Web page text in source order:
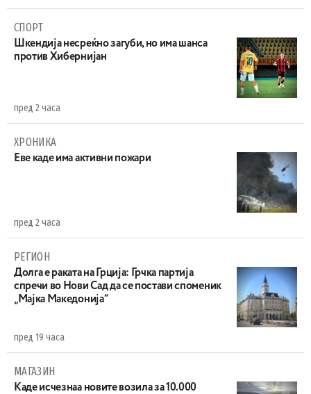
СПОРТ
Шкендија несреќно загуби, но има шанса
против Хибернијан
пред 2 часа
ХРОНИКА
Eве каде има активни пожари
пред 2 часа
РЕГИОН
Долга е раката на Грција: Грчка партија
спречи во Нови Сад да се постави споменик
„Мајка Македонија“
пред 19 часа
МАГАЗИН
Каде исчезнаа новите возила за 10.000